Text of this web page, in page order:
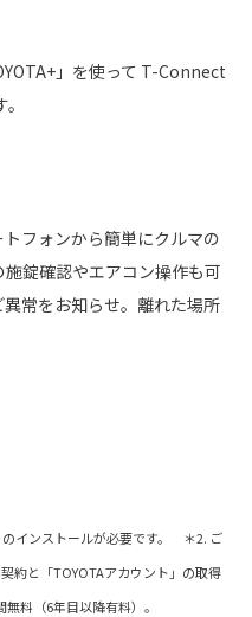
」を使って T-Connect
フォンから簡単にクルマの
錠確認やエアコン操作も可
常をお知らせ。離れた場所
のインストールが必要です。 ＊2. ご
約と「TOYOTAアカウント」の取得
料（6年目以降有料）。